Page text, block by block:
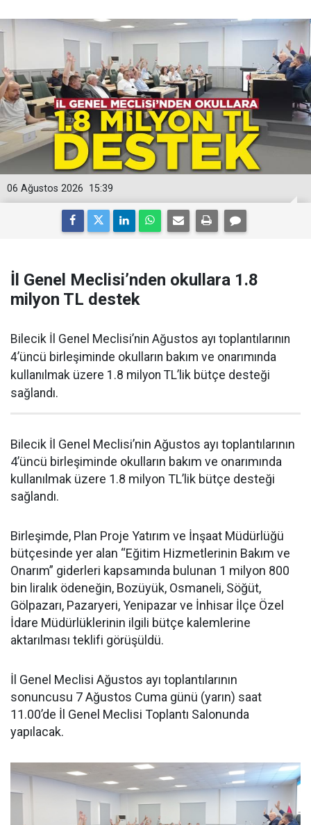
15:39
06 Ağustos 2026
İl Genel Meclisi’nden okullara 1.8
milyon TL destek
Bilecik İl Genel Meclisi’nin Ağustos ayı toplantılarının
4’üncü birleşiminde okulların bakım ve onarımında
kullanılmak üzere 1.8 milyon TL’lik bütçe desteği
sağlandı.
Bilecik İl Genel Meclisi’nin Ağustos ayı toplantılarının
4’üncü birleşiminde okulların bakım ve onarımında
kullanılmak üzere 1.8 milyon TL’lik bütçe desteği
sağlandı.
Birleşimde, Plan Proje Yatırım ve İnşaat Müdürlüğü
bütçesinde yer alan “Eğitim Hizmetlerinin Bakım ve
Onarım” giderleri kapsamında bulunan 1 milyon 800
bin liralık ödeneğin, Bozüyük, Osmaneli, Söğüt,
Gölpazarı, Pazaryeri, Yenipazar ve İnhisar İlçe Özel
İdare Müdürlüklerinin ilgili bütçe kalemlerine
aktarılması teklifi görüşüldü.
İl Genel Meclisi Ağustos ayı toplantılarının
sonuncusu 7 Ağustos Cuma günü (yarın) saat
11.00’de İl Genel Meclisi Toplantı Salonunda
yapılacak.